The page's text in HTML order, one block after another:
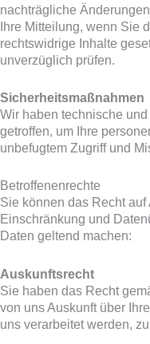
nachträgliche
Ihre Mitteilung, wenn Sie
rechtswidrige Inhalte
unverzüglich prüfen.
Sicherheitsmaßnahmen
Wir haben technische
getroffen, um Ihre
unbefugtem Zugriff und
Betroffenenrechte
Sie können das Recht
Einschränkung und
Daten geltend machen:
Auskunftsrecht
Sie haben das Recht
von uns Auskunft über
uns verarbeitet werden, zu